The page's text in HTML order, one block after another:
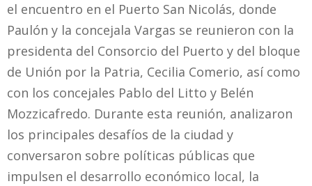
el encuentro en el Puerto San Nicolás, donde
Paulón y la concejala Vargas se reunieron con la
presidenta del Consorcio del Puerto y del bloque
de Unión por la Patria, Cecilia Comerio, así como
con los concejales Pablo del Litto y Belén
Mozzicafredo. Durante esta reunión, analizaron
los principales desafíos de la ciudad y
conversaron sobre políticas públicas que
impulsen el desarrollo económico local, la